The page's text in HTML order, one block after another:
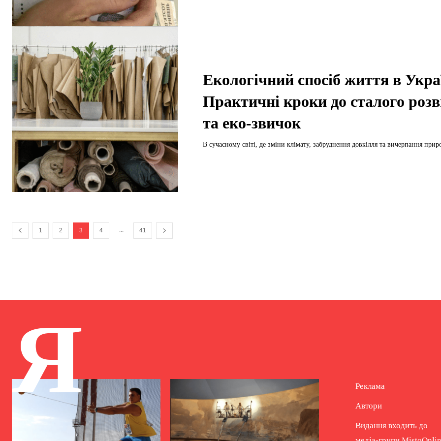
Екологічний спосіб життя в
Практичні кроки до сталого
та еко-звичок
В сучасному світі, де зміни клімату, забруднення довкілля та вичерпання
1 2 3 4 ... 41
Я Реклама
Автори
Видання входить до